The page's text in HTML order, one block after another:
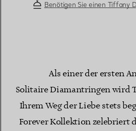
Benötigen Sie einen Tiffany
Als einer der ersten
Solitaire Diamantringen wird
Ihrem Weg der Liebe stets
Forever Kollektion zelebriert